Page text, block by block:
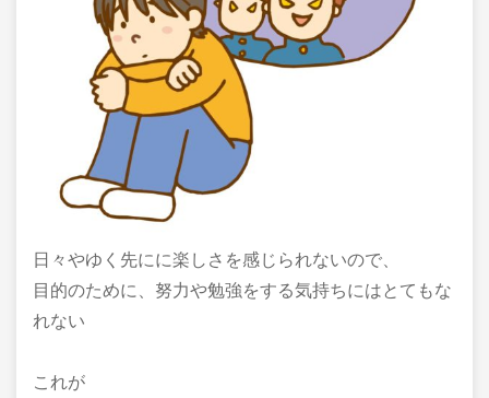
日々やゆく先にに楽しさを感じられないので、
目的のために、努力や勉強をする気持ちにはとてもな
れない
これが